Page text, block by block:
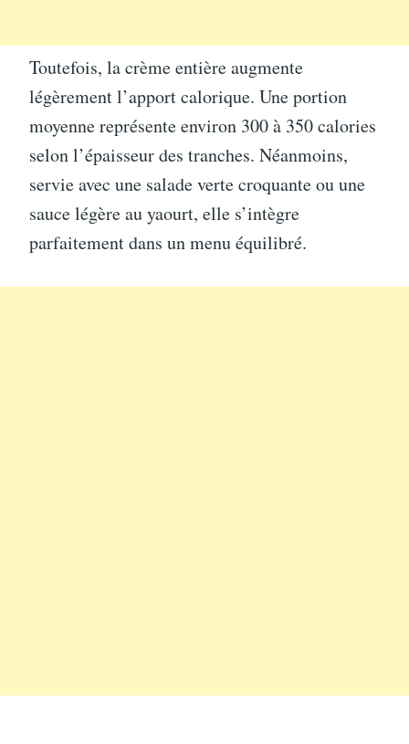
Toutefois, la crème entière augmente
légèrement l’apport calorique. Une portion
moyenne représente environ 300 à 350 calories
selon l’épaisseur des tranches. Néanmoins,
servie avec une salade verte croquante ou une
sauce légère au yaourt, elle s’intègre
parfaitement dans un menu équilibré.